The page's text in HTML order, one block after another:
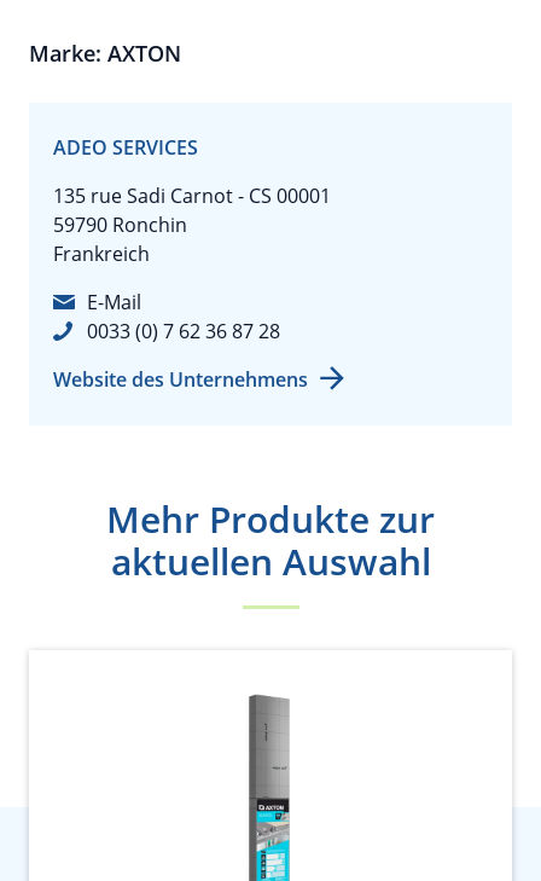
Marke: AXTON
ADEO SERVICES
135 rue Sadi Carnot - CS 00001
59790 Ronchin
Frankreich
E-Mail
0033 (0) 7 62 36 87 28
Website des Unternehmens
Mehr Produkte zur
aktuellen Auswahl